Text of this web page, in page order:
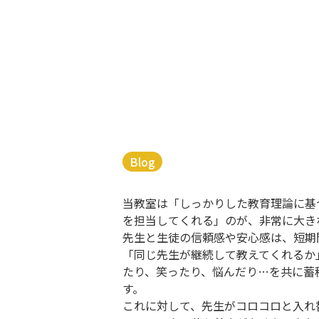
Blog
当教室は「しっかりした教育理論に
を担当してくれる」のが、非常に大
先生と生徒の信頼感や安心感は、短
「同じ先生が継続して教えてくれる
たり、笑ったり、悩んだり…を共に
す。
これに対して、先生がコロコロと入